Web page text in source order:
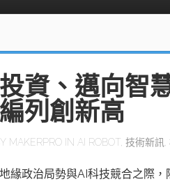
資、邁向
列創新高
MAKERPRO IN AI ROBOT 技術新訊
緣政治局勢與AI科技競合之際